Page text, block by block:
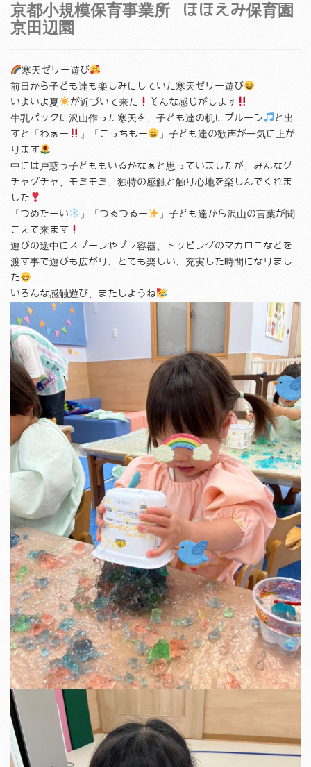
京都小規模保育事業所 ほほえみ保育園
京田辺園
寒天ゼリー遊び
前日から子ども達も楽しみにしていた寒天ゼリー遊び
いよいよ夏
が近づいて来た
そんな感じがします
牛乳パックに沢山作った寒天を、子ども達の机にプルーン
と出
すと「わぁー
」「こっちもー
」子ども達の歓声が一気に上が
ります
中には戸惑う子どももいるかなぁと思っていましたが、みんなグ
チャグチャ、モミモミ、独特の感触と触り心地を楽しんでくれま
した
「つめたーい
」「つるつるー
」子ども達から沢山の言葉が聞
こえて来ます
遊びの途中にスプーンやプラ容器、トッピングのマカロニなどを
渡す事で遊びも広がり、とても楽しい、充実した時間になりまし
た
いろんな感触遊び、またしようね